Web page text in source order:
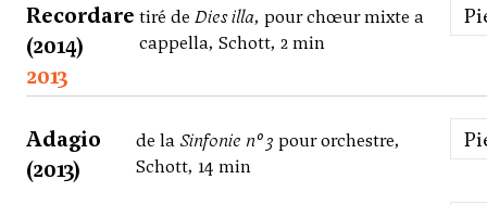
Recordare
(2014)
tiré de Dies illa, pour chœur mixte a
cappella, Schott, 2 min
2013
Adagio
(2013)
de laSinfonie n° 3 pour orchestre,
Schott, 14 min